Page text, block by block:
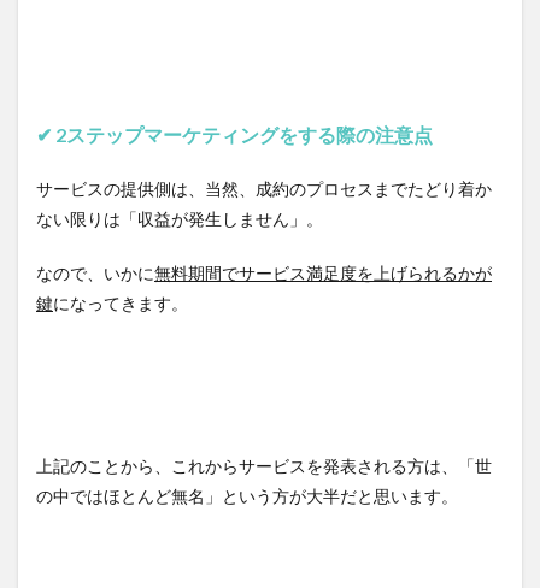
✔︎ 2ステップマーケティングをする際の注意点
サービスの提供側は、当然、成約のプロセスまでたどり着か
ない限りは「収益が発生しません」。
なので、いかに無料期間でサービス満足度を上げられるかが
鍵になってきます。
上記のことから、これからサービスを発表される方は、「世
の中ではほとんど無名」という方が大半だと思います。